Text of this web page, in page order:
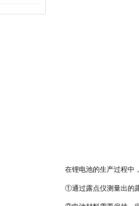
在锂电池的生产过程中
①通过露点仪测量出的